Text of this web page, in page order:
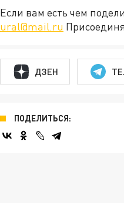
Если вам есть чем
ural@mail.ru
ДЗЕН
ПОДЕЛИТЬСЯ: